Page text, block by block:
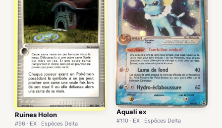
Ruines Holon
#96 · EX : Espèces Delta
Aquali ex
#110 · EX : Espèces Delta